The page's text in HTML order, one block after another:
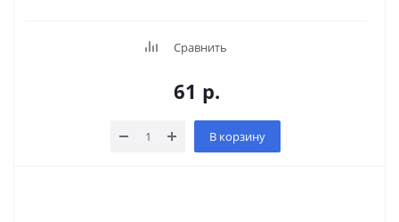
Сравнить
61 р.
В корзину